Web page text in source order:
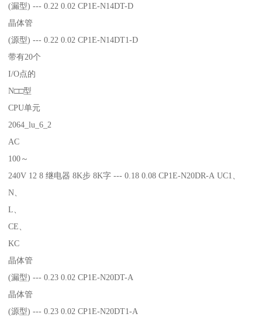
(漏型) --- 0.22 0.02 CP1E-N14DT-D
晶体管
(源型) --- 0.22 0.02 CP1E-N14DT1-D
带有20个
I/O点的
N□□型
CPU单元
2064_lu_6_2
AC
100～
240V 12 8 继电器 8K步 8K字 --- 0.18 0.08 CP1E-N20DR-A UC1、
N、
L、
CE、
KC
晶体管
(漏型) --- 0.23 0.02 CP1E-N20DT-A
晶体管
(源型) --- 0.23 0.02 CP1E-N20DT1-A